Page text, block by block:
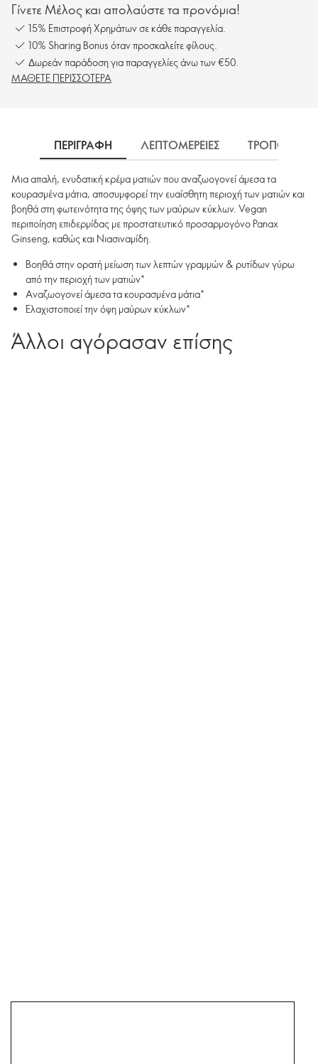
Γίνετε Μέλος και απολαύστε τα προνόμια!
15% Επιστροφή Χρημάτων σε κάθε παραγγελία.
10% Sharing Bonus όταν προσκαλείτε φίλους.
Δωρεάν παράδοση για παραγγελίες άνω των €50.
ΜΑΘΕΤΕ ΠΕΡΙΣΣΟΤΕΡΑ
ΠΕΡΙΓΡΑΦΗ ΛΕΠΤΟΜΕΡΕΙΕΣ ΤΡΟΠΟΣ
Μια απαλή, ενυδατική κρέμα ματιών που αναζωογονεί άμεσα τα
κουρασμένα μάτια, αποσυμφορεί την ευαίσθητη περιοχή των ματιών και
βοηθά στη φωτεινότητα της όψης των μαύρων κύκλων. Vegan
περιποίηση επιδερμίδας με προστατευτικό προσαρμογόνο Panax
Ginseng, καθώς και Νιασιναμίδη.
Βοηθά στην ορατή μείωση των λεπτών γραμμών & ρυτίδων γύρω
από την περιοχή των ματιών*
Αναζωογονεί άμεσα τα κουρασμένα μάτια*
Ελαχιστοποιεί την όψη μαύρων κύκλων*
Άλλοι αγόρασαν επίσης